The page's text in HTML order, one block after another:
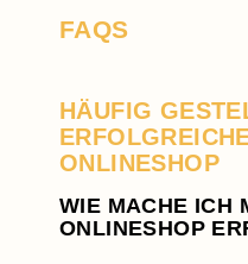
FAQS
HÄUFIG
ONLINESHOP
WIE MACHE ICH
ONLINESHOP